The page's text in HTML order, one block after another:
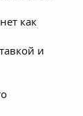
как
и